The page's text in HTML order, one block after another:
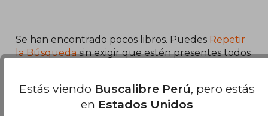
dcto. S/ 86,92 dcto. S/
Se han encontrado pocos libros. Puedes Repetir
la Búsquedasin exigir que estén presentes todos
Estás viendo Buscalibre Perú, pero estás
en Estados Unidos